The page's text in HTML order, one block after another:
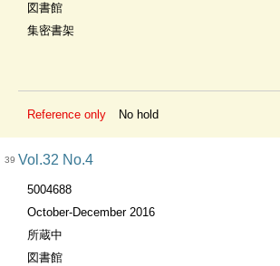
図書館
集密書架
Reference only No hold
39 Vol.32 No.4
5004688
October-December 2016
所蔵中
図書館